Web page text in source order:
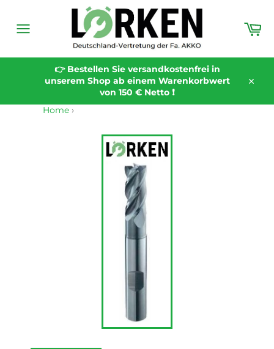
Inhalt
Seitennavigation
👉 Bestellen Sie versandkostenfrei in
unserem Shop ab einem Warenkorbwert
von 150 € Netto ❗️
Home ›